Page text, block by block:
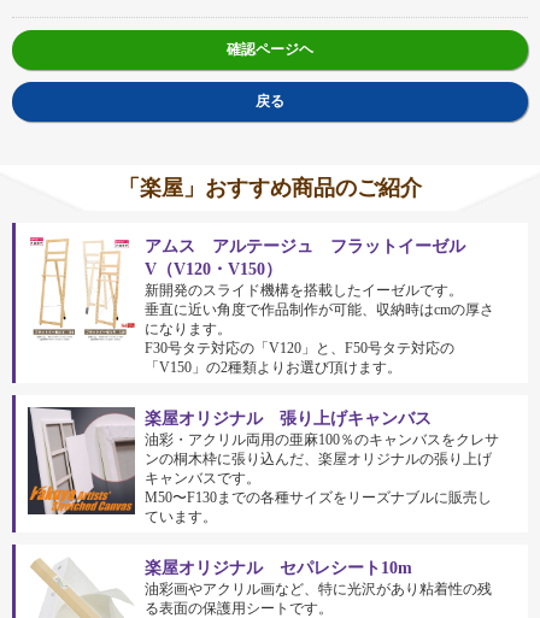
確認ページヘ
戻る
「楽屋」おすすめ商品のご紹介
アムス アルテージュ フラットイーゼル
V（V120・V150）
新開発のスライド機構を搭載したイーゼルです。
垂直に近い角度で作品制作が可能、収納時はcmの厚さ
になります。
F30号タテ対応の「V120」と、F50号タテ対応の
「V150」の2種類よりお選び頂けます。
楽屋オリジナル 張り上げキャンバス
油彩・アクリル両用の亜麻100％のキャンバスをクレサ
ンの桐木枠に張り込んだ、楽屋オリジナルの張り上げ
キャンバスです。
M50〜F130までの各種サイズをリーズナブルに販売し
ています。
楽屋オリジナル セパレシート10m
油彩画やアクリル画など、特に光沢があり粘着性の残
る表面の保護用シートです。